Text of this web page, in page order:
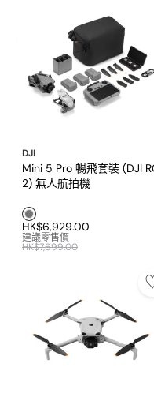
DJI
Mini 5 Pro 暢飛套裝 (DJI
2) 無人航拍機
灰色1
HK$6,929.00
建議零售價
HK$7,699.00